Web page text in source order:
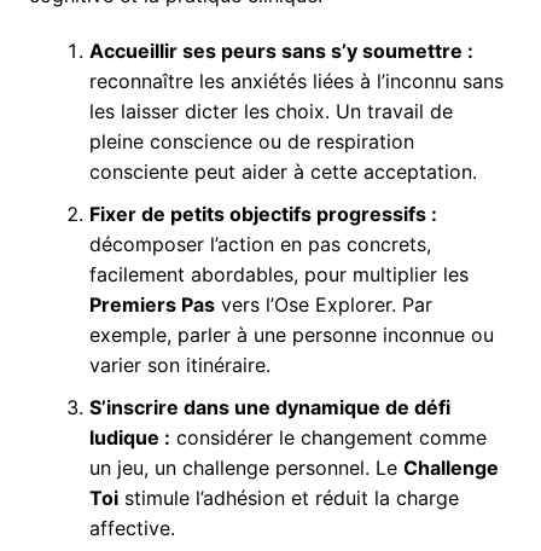
Accueillir ses peurs sans s’y soumettre :
reconnaître les anxiétés liées à l’inconnu sans
les laisser dicter les choix. Un travail de
pleine conscience ou de respiration
consciente peut aider à cette acceptation.
Fixer de petits objectifs progressifs :
décomposer l’action en pas concrets,
facilement abordables, pour multiplier les
Premiers Pasvers l’Ose Explorer. Par
exemple, parler à une personne inconnue ou
varier son itinéraire.
S’inscrire dans une dynamique de défi
ludique : considérer le changement comme
un jeu, un challenge personnel. Le Challenge
Toistimule l’adhésion et réduit la charge
affective.